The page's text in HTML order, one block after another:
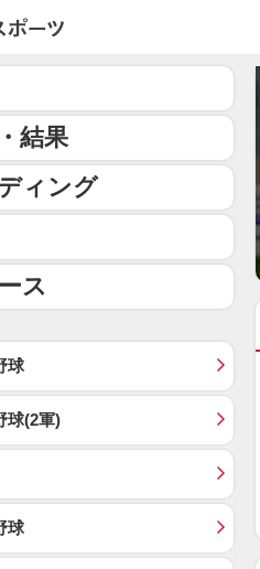
結果
ィング
ス
球
球(2軍)
球